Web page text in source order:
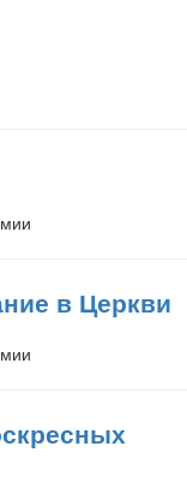
в Церкви